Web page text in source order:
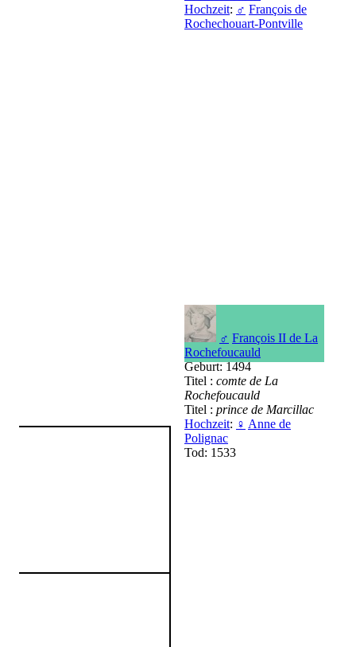
Hochzeit: ♂ François de
Rochechouart-Pontville
♂ François II de La
Rochefoucauld
Geburt: 1494
Titel : comte de La
Rochefoucauld
Titel : prince de Marcillac
Hochzeit: ♀ Anne de
Polignac
Tod: 1533